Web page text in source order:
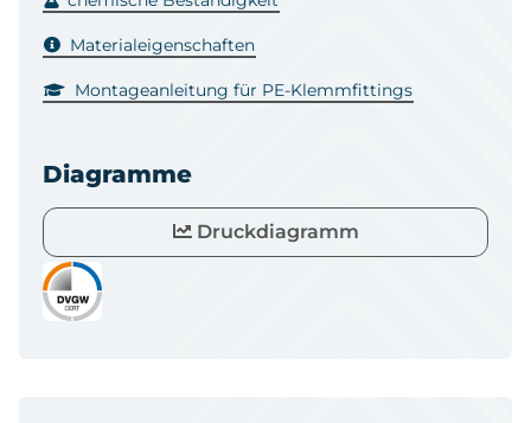
Materialeigenschaften
Montageanleitung für PE-Klemmfittings
Diagramme
Druckdiagramm